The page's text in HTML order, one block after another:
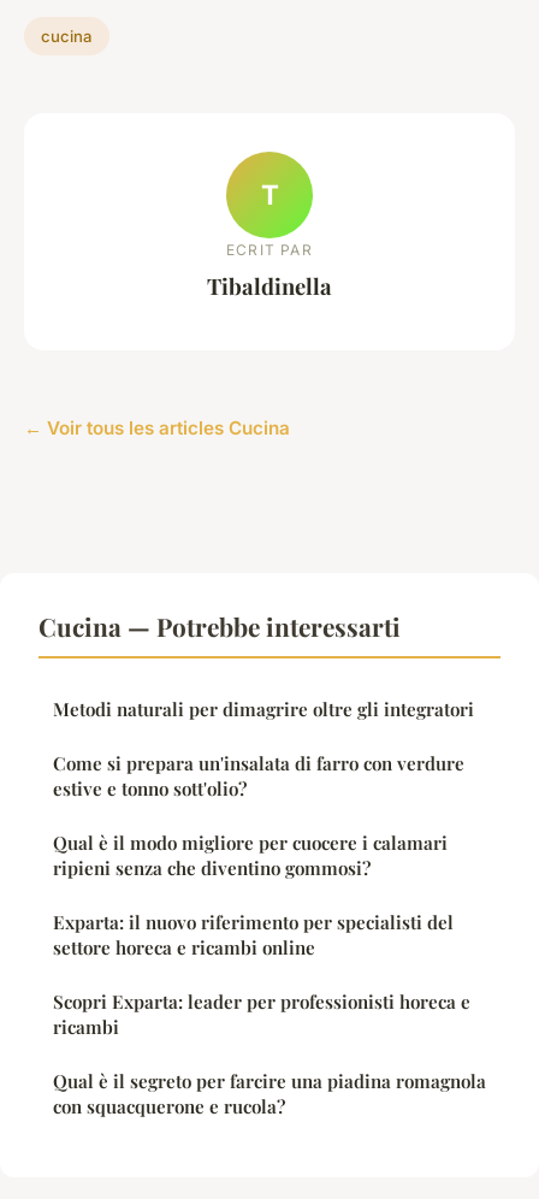
cucina
T
ECRIT PAR
Tibaldinella
← Voir tous les articles Cucina
Cucina — Potrebbe interessarti
Metodi naturali per dimagrire oltre gli integratori
Come si prepara un'insalata di farro con verdure
estive e tonno sott'olio?
Qual è il modo migliore per cuocere i calamari
ripieni senza che diventino gommosi?
Exparta: il nuovo riferimento per specialisti del
settore horeca e ricambi online
Scopri Exparta: leader per professionisti horeca e
ricambi
Qual è il segreto per farcire una piadina romagnola
con squacquerone e rucola?